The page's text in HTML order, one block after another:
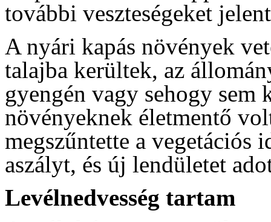
további veszteségeket
A nyári kapás növények
talajba kerültek, az
gyengén vagy sehogy sem
növényeknek életmentő
megszűntette a vegetációs
aszályt, és új lendületet
Levélnedvesség tartam